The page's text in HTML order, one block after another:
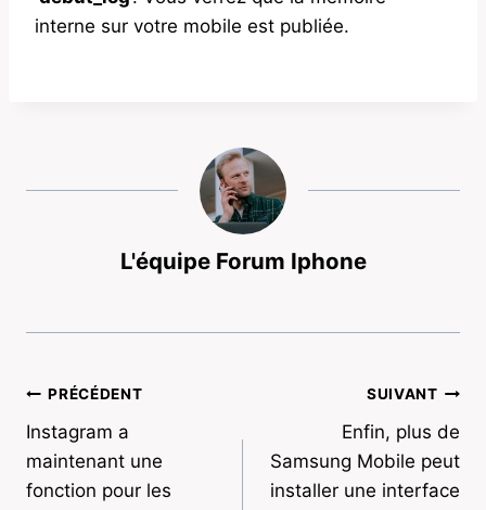
interne sur votre mobile est publiée.
L'équipe Forum Iphone
Navigation
de
l’article
PRÉCÉDENT
Instagram a
maintenant une
fonction pour les
SUIVANT
Enfin, plus de
Samsung Mobile peut
installer une interface